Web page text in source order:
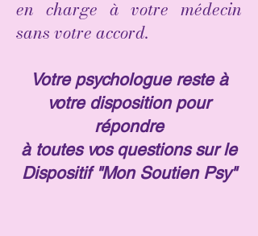
en charge à votre médecin
sans votre accord.
Votre psychologue reste à
votre disposition pour
répondre
à toutes vos questionssur le
Dispositif "Mon Soutien Psy"